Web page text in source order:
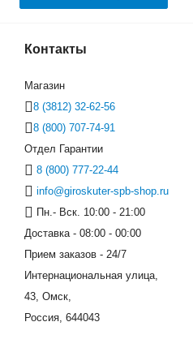
Контакты
Магазин
8 (3812) 32-62-56
8 (800) 707-74-91
Отдел Гарантии
8 (800) 777-22-44
info@giroskuter-spb-shop.ru
Пн.- Вск. 10:00 - 21:00
Доставка - 08:00 - 00:00
Прием заказов - 24/7
Интернациональная улица,
43, Омск,
Россия, 644043